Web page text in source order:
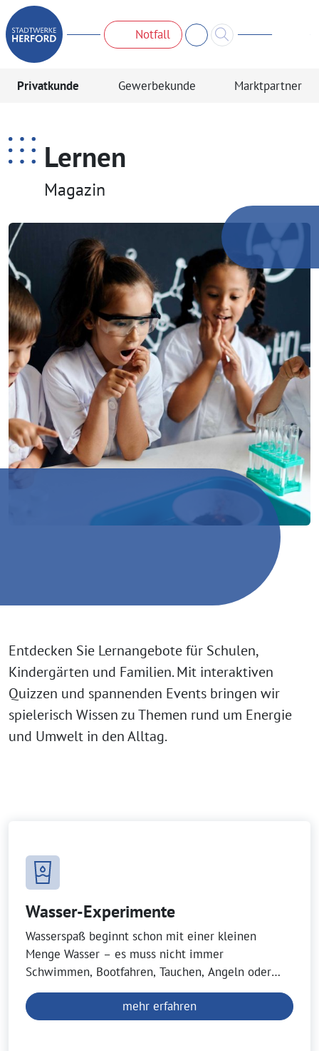
Notfall
Privatkunde Gewerbekunde Marktpartner
Lernen
Magazin
Entdecken Sie Lernangebote für Schulen,
Kindergärten und Familien. Mit interaktiven
Quizzen und spannenden Events bringen wir
spielerisch Wissen zu Themen rund um Energie
und Umwelt in den Alltag.
Wasser-Experimente
Wasserspaß beginnt schon mit einer kleinen
Menge Wasser – es muss nicht immer
Schwimmen, Bootfahren, Tauchen, Angeln oder
Wasserpistolen sein!
mehr erfahren